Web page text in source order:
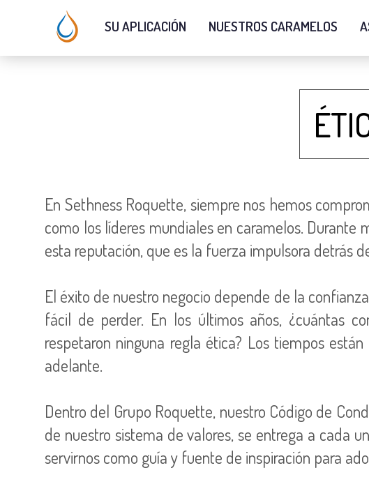
SU APLICACIÓN NUESTROS CARAMELOS
En Sethness Roquette, siempre nos hemos
como los líderes mundiales en caramelos.
esta reputación, que es la fuerza impulsora detrás
El éxito de nuestro negocio depende de la
fácil de perder. En los últimos años, ¿cuántas
respetaron ninguna regla ética? Los tiempos
adelante.
Dentro del Grupo Roquette, nuestro Código de
de nuestro sistema de valores, se entrega a cada
servirnos como guía y fuente de inspiración para